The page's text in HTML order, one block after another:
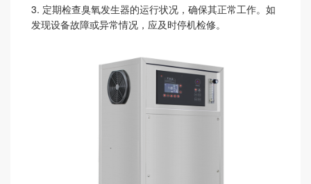
3. 定期检查臭氧发生器的运行状况，确保其正常工作。如
发现设备故障或异常情况，应及时停机检修。